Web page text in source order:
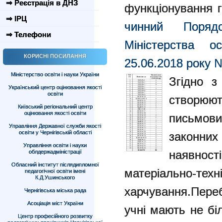
⇒ Реєстрація в ДНЗ
⇒ ІРЦ
⇒ Телефони
КОРИСНІ ПОСИЛАННЯ
Міністерство освіти і науки України
Український центр оцінювання якості
освіти
Київський регіональний центр
оцінювання якості освіти
Управління Державної служби якості
освіти у Чернігівській області
Управління освіти і науки
облдержадміністрації
Обласний інститут післядипломної
педагогічної освіти імені
К.Д.Ушинського
Чернігівська міська рада
Асоціація міст України
Центр професійного розвитку
функціонування
чинний
Міністерства
25.06.2018 року
Згідно
матеріально-
харчування.
учні мають не